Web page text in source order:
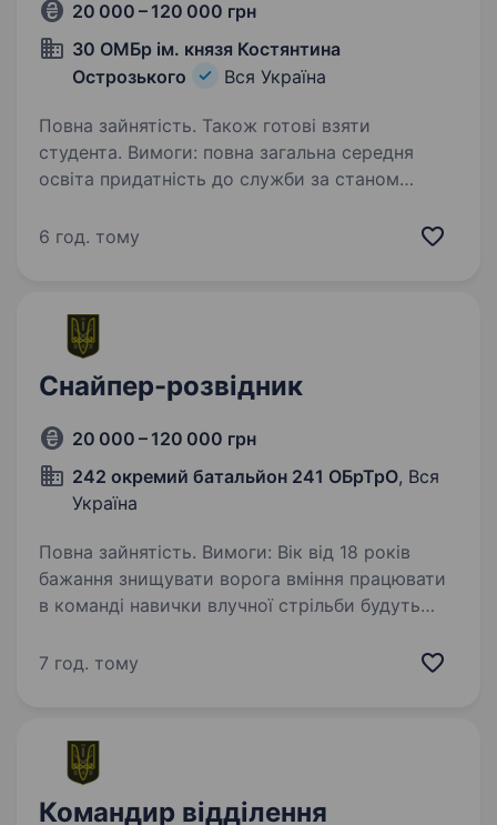
20 000 – 120 000 грн
30 ОМБр ім. князя Костянтина
Острозького
Вся Україна
Повна зайнятість. Також готові взяти
студента. Вимоги: повна загальна середня
освіта придатність до служби за станом
фізична підготовка буде перевагою
6 год. тому
Снайпер-розвідник
20 000 – 120 000 грн
242 окремий батальйон 241 ОБрТрО, Вся
Україна
Повна зайнятість. Вимоги: Вік від 18 років
бажання знищувати ворога вміння працювати
в команді навички влучної стрільби будуть
приймати швидкі рішення готовність
7 год. тому
Командир відділення